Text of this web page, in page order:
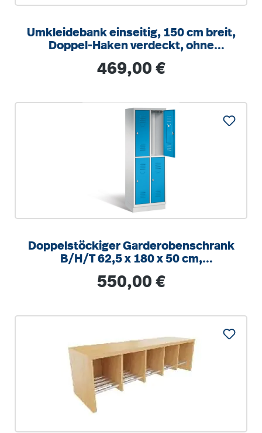
Umkleidebank einseitig, 150 cm breit,
Doppel-Haken verdeckt, ohne
Regulärer Preis:
469,00 €
Doppelstöckiger Garderobenschrank
B/H/T 62,5 x 180 x 50 cm,
Regulärer Preis:
550,00 €